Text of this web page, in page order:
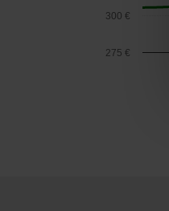
275 €
300 €